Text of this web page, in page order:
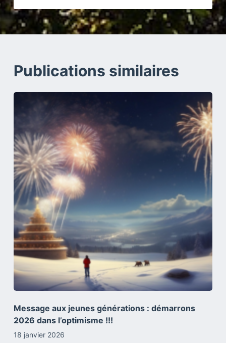
Publications similaires
Message aux jeunes générations : démarrons
2026 dans l’optimisme !!!
18 janvier 2026